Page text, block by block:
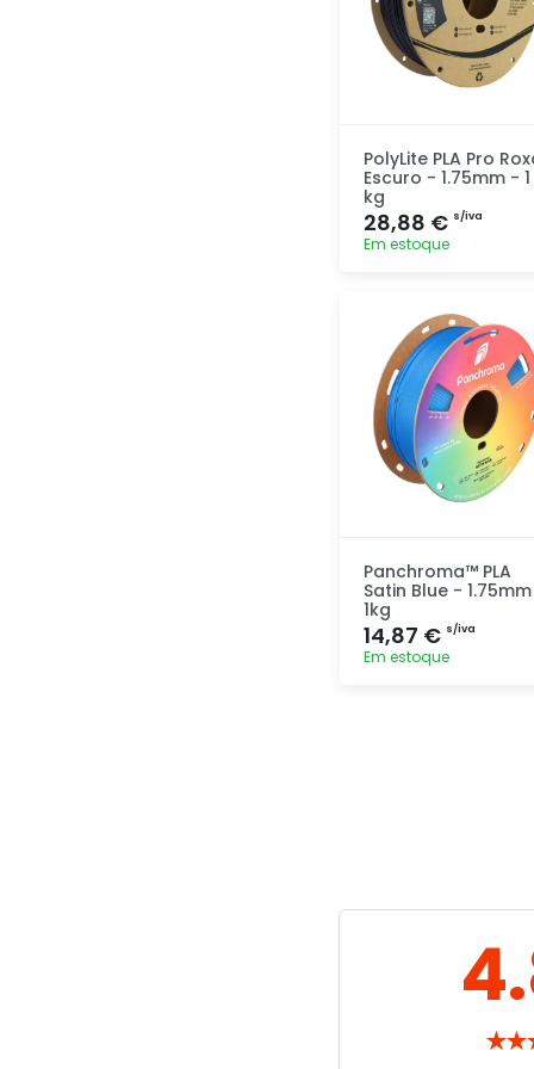
PolyLite PLA Pro
Escuro - 1.75mm - 1
kg
28,88 € s/iva
Em estoque
rapidamente
Panchroma™ PLA
Satin Blue -
1kg
14,87 € s/iva
Em estoque
★★